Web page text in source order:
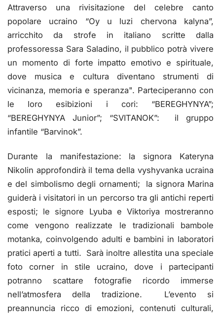
Attraverso una rivisitazione del celebre canto
popolare ucraino “Oy u luzi chervona kalyna”,
arricchito da strofe in italiano scritte dalla
professoressa Sara Saladino, il pubblico potrà vivere
un momento di forte impatto emotivo e spirituale,
dove musica e cultura diventano strumenti di
vicinanza, memoria e speranza". Parteciperanno con
le loro esibizioni i cori: “BEREGHYNYA”;
“BEREGHYNYA Junior”; “SVITANOK”: il gruppo
infantile “Barvinok”.
Durante la manifestazione: la signora Kateryna
Nikolin approfondirà il tema della vyshyvanka ucraina
e del simbolismo degli ornamenti; la signora Marina
guiderà i visitatori in un percorso tra gli antichi reperti
esposti; le signore Lyuba e Viktoriya mostreranno
come vengono realizzate le tradizionali bambole
motanka, coinvolgendo adulti e bambini in laboratori
pratici aperti a tutti. Sarà inoltre allestita una speciale
foto corner in stile ucraino, dove i partecipanti
potranno scattare fotografie ricordo immerse
nell’atmosfera della tradizione. L’evento si
preannuncia ricco di emozioni, contenuti culturali,